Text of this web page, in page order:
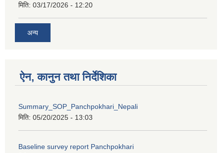
मिति: 03/17/2026 - 12:20
अन्य
ऐन, कानुन तथा निर्देशिका
Summary_SOP_Panchpokhari_Nepali
मिति: 05/20/2025 - 13:03
Baseline survey report Panchpokhari